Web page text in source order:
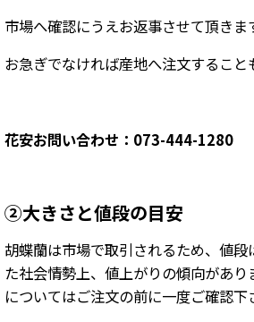
市場へ確認にうえお返事させて頂きま
お急ぎでなければ産地へ注文すること
花安お問い合わせ：073-444-1280
②大きさと値段の目安
胡蝶蘭は市場で取引されるため、値段
た社会情勢上、値上がりの傾向があ
についてはご注文の前に一度ご確認下